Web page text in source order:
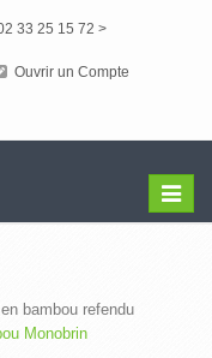
33 25 15 72 >
Ouvrir un Compte
Menu
bambou refendu
Monobrin